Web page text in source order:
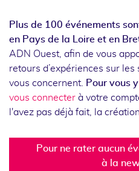
Plus de 100 événements
en Pays de la Loire et en
ADN Ouest, afin de vous
retours d’expériences sur
vous concernent.
Pour vous
vous connecter à votre
l'avez pas déjà fait, la
Pour ne rater aucun
à la